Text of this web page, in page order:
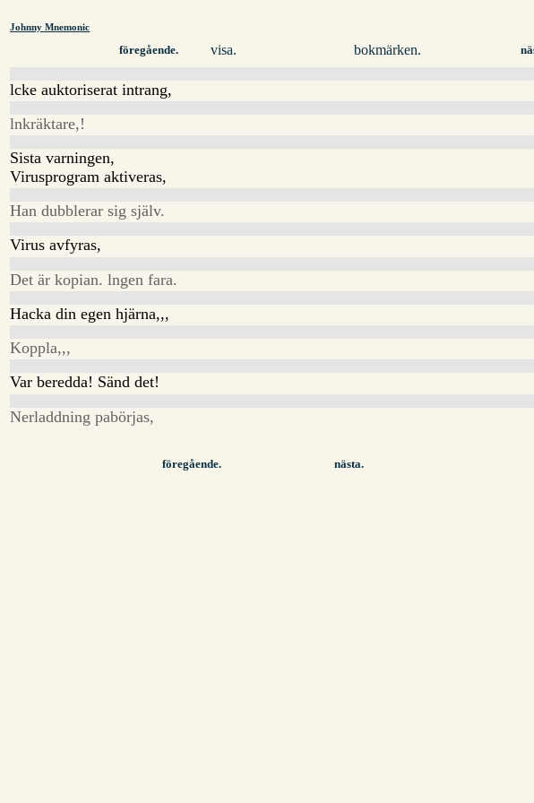
Johnny Mnemonic
föregående. visa. bokmärken.
lcke auktoriserat intrang,
lnkräktare,!
Sista varningen,
Virusprogram aktiveras,
Han dubblerar sig själv.
Virus avfyras,
Det är kopian. lngen fara.
Hacka din egen hjärna,,,
Koppla,,,
Var beredda! Sänd det!
Nerladdning pabörjas,
föregående. nästa.